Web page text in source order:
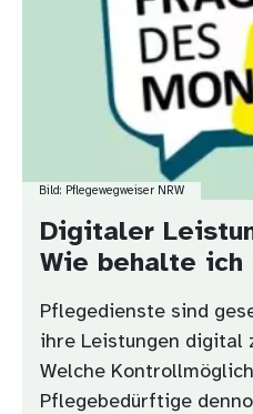
Bild: Pflegewegweiser NRW
Digitaler
Wie behalte ich
Pflegedienste sind
ihre Leistungen digital
Welche
Pflegebedürftige